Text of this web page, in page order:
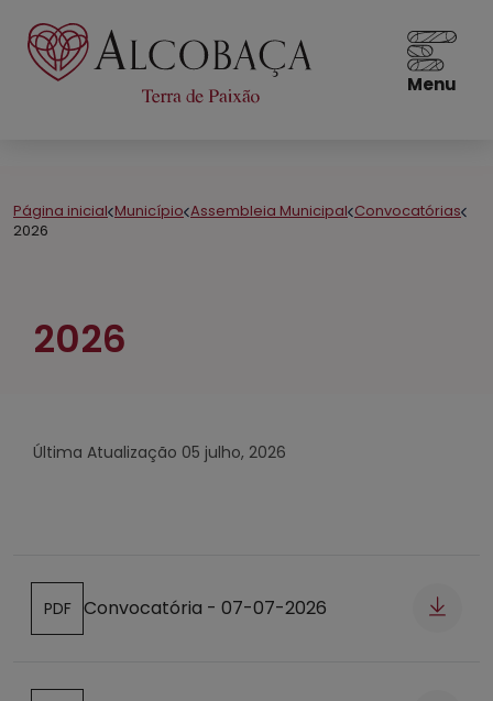
Menu
Página inicial Município Assembleia Municipal Convocatórias
2026
2026
Última Atualização 05 julho, 2026
Abre num novo separador
PDF Convocatória - 07-07-2026